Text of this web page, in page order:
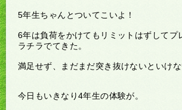
5年生ちゃんとついてこいよ！
6年は負荷をかけてもリミットはずしてプ
ラチラでてきた。
満足せず、まだまだ突き抜けないといけな
今日もいきなり4年生の体験が。